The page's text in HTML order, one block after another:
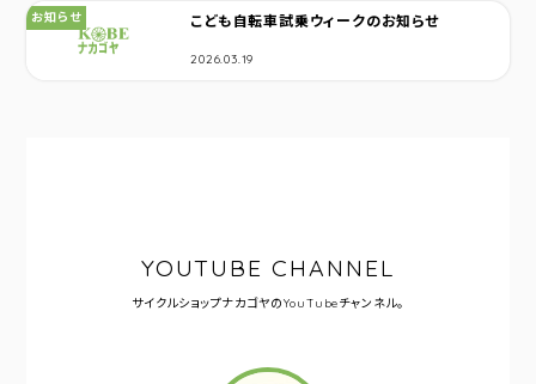
こども自転車試乗ウィークのお知らせ
カテゴリ：
お知らせ
2026.03.19
YOUTUBE CHANNEL
サイクルショップナカゴヤのYouTubeチャンネル。